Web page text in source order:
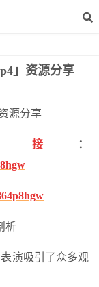
」资源分享
源分享
接
：
析
演吸引了众多观